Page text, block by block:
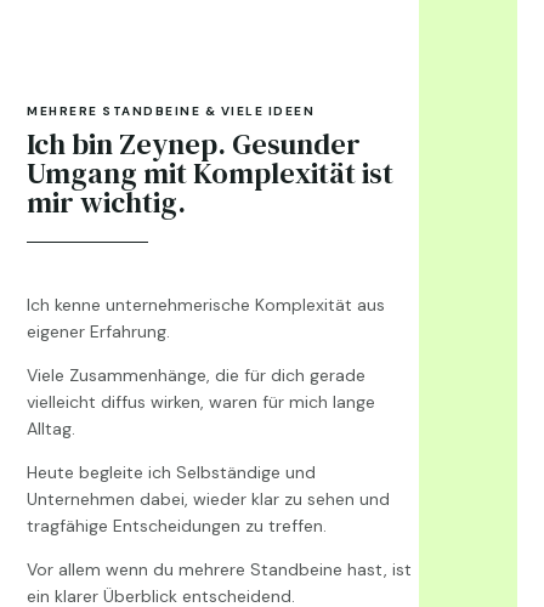
MEHRERE STANDBEINE & VIELE IDEEN
Ich bin Zeynep. Gesunder
Umgang mit Komplexität ist
mir wichtig.
Ich kenne unternehmerische Komplexität aus
eigener Erfahrung.
Viele Zusammenhänge, die für dich gerade
vielleicht diffus wirken,waren für mich lange
Alltag.
Heute begleite ich Selbständige und
Unternehmen dabei,wieder klar zu sehenund
tragfähige Entscheidungen zu treffen.
Vor allem wenn du mehrere Standbeine hast, ist
ein klarer Überblick entscheidend.